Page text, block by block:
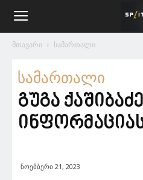
მთავარი სამართალი
სამართალი
გუგა
ნოემბერი 21, 2023